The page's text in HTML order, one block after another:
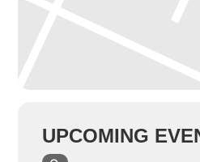
UPCOMING